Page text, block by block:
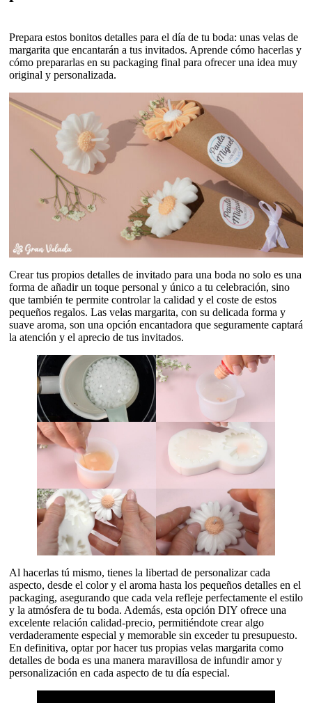
Prepara estos bonitos detalles para el día de tu boda: unas velas de
margarita que encantarán a tus invitados. Aprende cómo hacerlas y
cómo prepararlas en su packaging final para ofrecer una idea muy
original y personalizada.
Crear tus propios detalles de invitado para una boda no solo es una
forma de añadir un toque personal y único a tu celebración, sino
que también te permite controlar la calidad y el coste de estos
pequeños regalos. Las velas margarita, con su delicada forma y
suave aroma, son una opción encantadora que seguramente captará
la atención y el aprecio de tus invitados.
Al hacerlas tú mismo, tienes la libertad de personalizar cada
aspecto, desde el color y el aroma hasta los pequeños detalles en el
packaging, asegurando que cada vela refleje perfectamente el estilo
y la atmósfera de tu boda. Además, esta opción DIY ofrece una
excelente relación calidad-precio, permitiéndote crear algo
verdaderamente especial y memorable sin exceder tu presupuesto.
En definitiva, optar por hacer tus propias velas margarita como
detalles de boda es una manera maravillosa de infundir amor y
personalización en cada aspecto de tu día especial.